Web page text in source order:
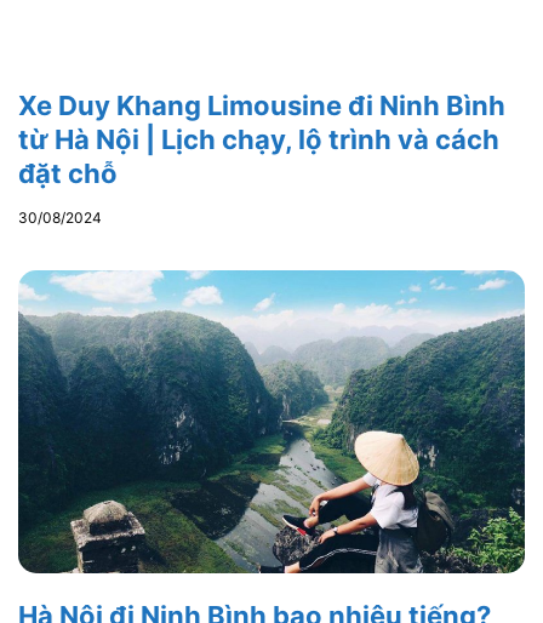
Xe Duy Khang Limousine đi Ninh Bình
từ Hà Nội | Lịch chạy, lộ trình và cách
đặt chỗ
30/08/2024
Hà Nội đi Ninh Bình bao nhiêu tiếng?